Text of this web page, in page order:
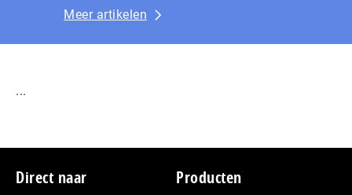
Meer artikelen
...
Footer
Direct naar Producten